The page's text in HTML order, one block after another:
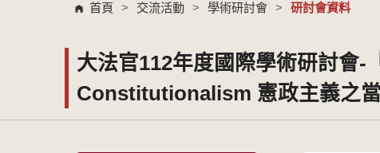
首頁 > 交流活動 > 學術研討會 > 研討會資料
大法官112年度國際學術研討會
Constitutionalism 憲政主義之當